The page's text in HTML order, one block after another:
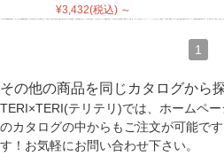
¥3,432(税込) ～
1
その他の商品を同じカタログから
TERI×TERI(テリテリ)では、ホームペ
のカタログの中からもご注文が可能で
す！お気軽にお問い合わせ下さい。